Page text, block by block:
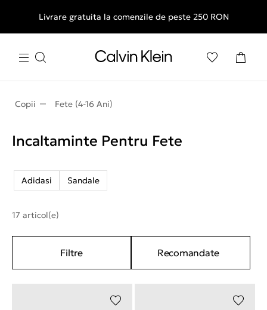
Livrare gratuita la comenzile de peste 250 RON
Copii Fete (4-16 Ani)
Incaltaminte Pentru Fete
Adidasi Sandale
17 articol(e)
Filtre Recomandate